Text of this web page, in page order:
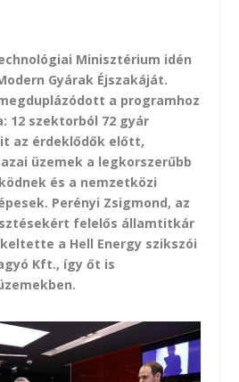
Minisztérium idén
Gyárak Éjszakáját.
a programhoz
12 szektorból 72 gyár
az érdeklődők előtt,
üzemek a legkorszerűbb
és a nemzetközi
Perényi Zsigmond, az
felelős államtitkár
a Hell Energy szikszói
Kft., így őt is